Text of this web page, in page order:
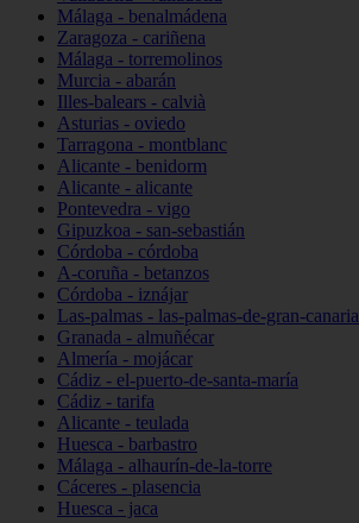
Málaga - benalmádena
Zaragoza - cariñena
Málaga - torremolinos
Murcia - abarán
Illes-balears - calvià
Asturias - oviedo
Tarragona - montblanc
Alicante - benidorm
Alicante - alicante
Pontevedra - vigo
Gipuzkoa - san-sebastián
Córdoba - córdoba
A-coruña - betanzos
Córdoba - iznájar
Las-palmas - las-palmas-de-gran-canaria
Granada - almuñécar
Almería - mojácar
Cádiz - el-puerto-de-santa-maría
Cádiz - tarifa
Alicante - teulada
Huesca - barbastro
Málaga - alhaurín-de-la-torre
Cáceres - plasencia
Huesca - jaca